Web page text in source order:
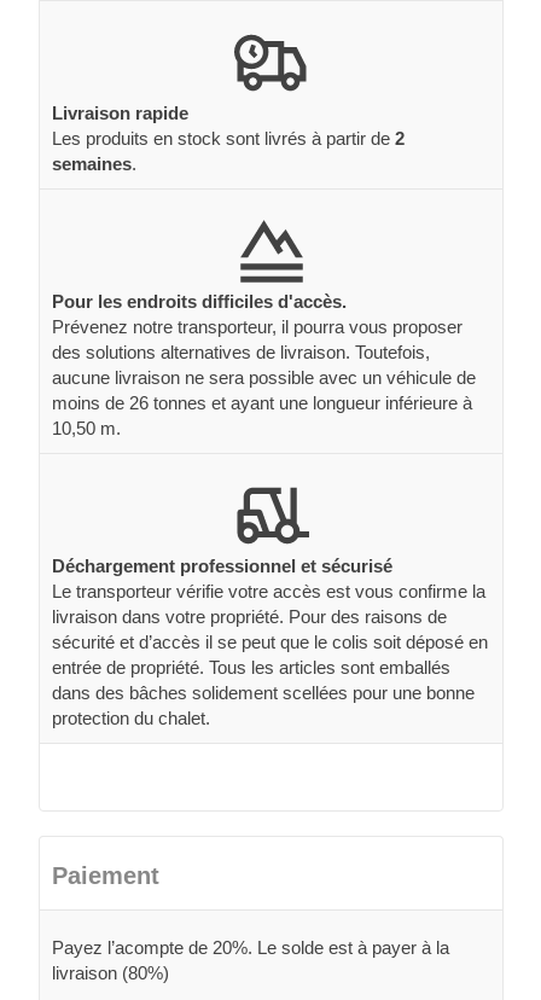
Livraison rapide
Les produits en stock sont livrés à partir de 2
semaines.
Pour les endroits difficiles d'accès.
Prévenez notre transporteur, il pourra vous proposer
des solutions alternatives de livraison. Toutefois,
aucune livraison ne sera possible avec un véhicule de
moins de 26 tonnes et ayant une longueur inférieure à
10,50 m.
Déchargement professionnel et sécurisé
Le transporteur vérifie votre accès est vous confirme la
livraison dans votre propriété. Pour des raisons de
sécurité et d’accès il se peut que le colis soit déposé en
entrée de propriété. Tous les articles sont emballés
dans des bâches solidement scellées pour une bonne
protection du chalet.
Paiement
Payez l’acompte de 20%. Le solde est à payer à la
livraison (80%)